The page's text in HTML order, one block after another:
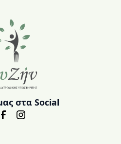
στα Social